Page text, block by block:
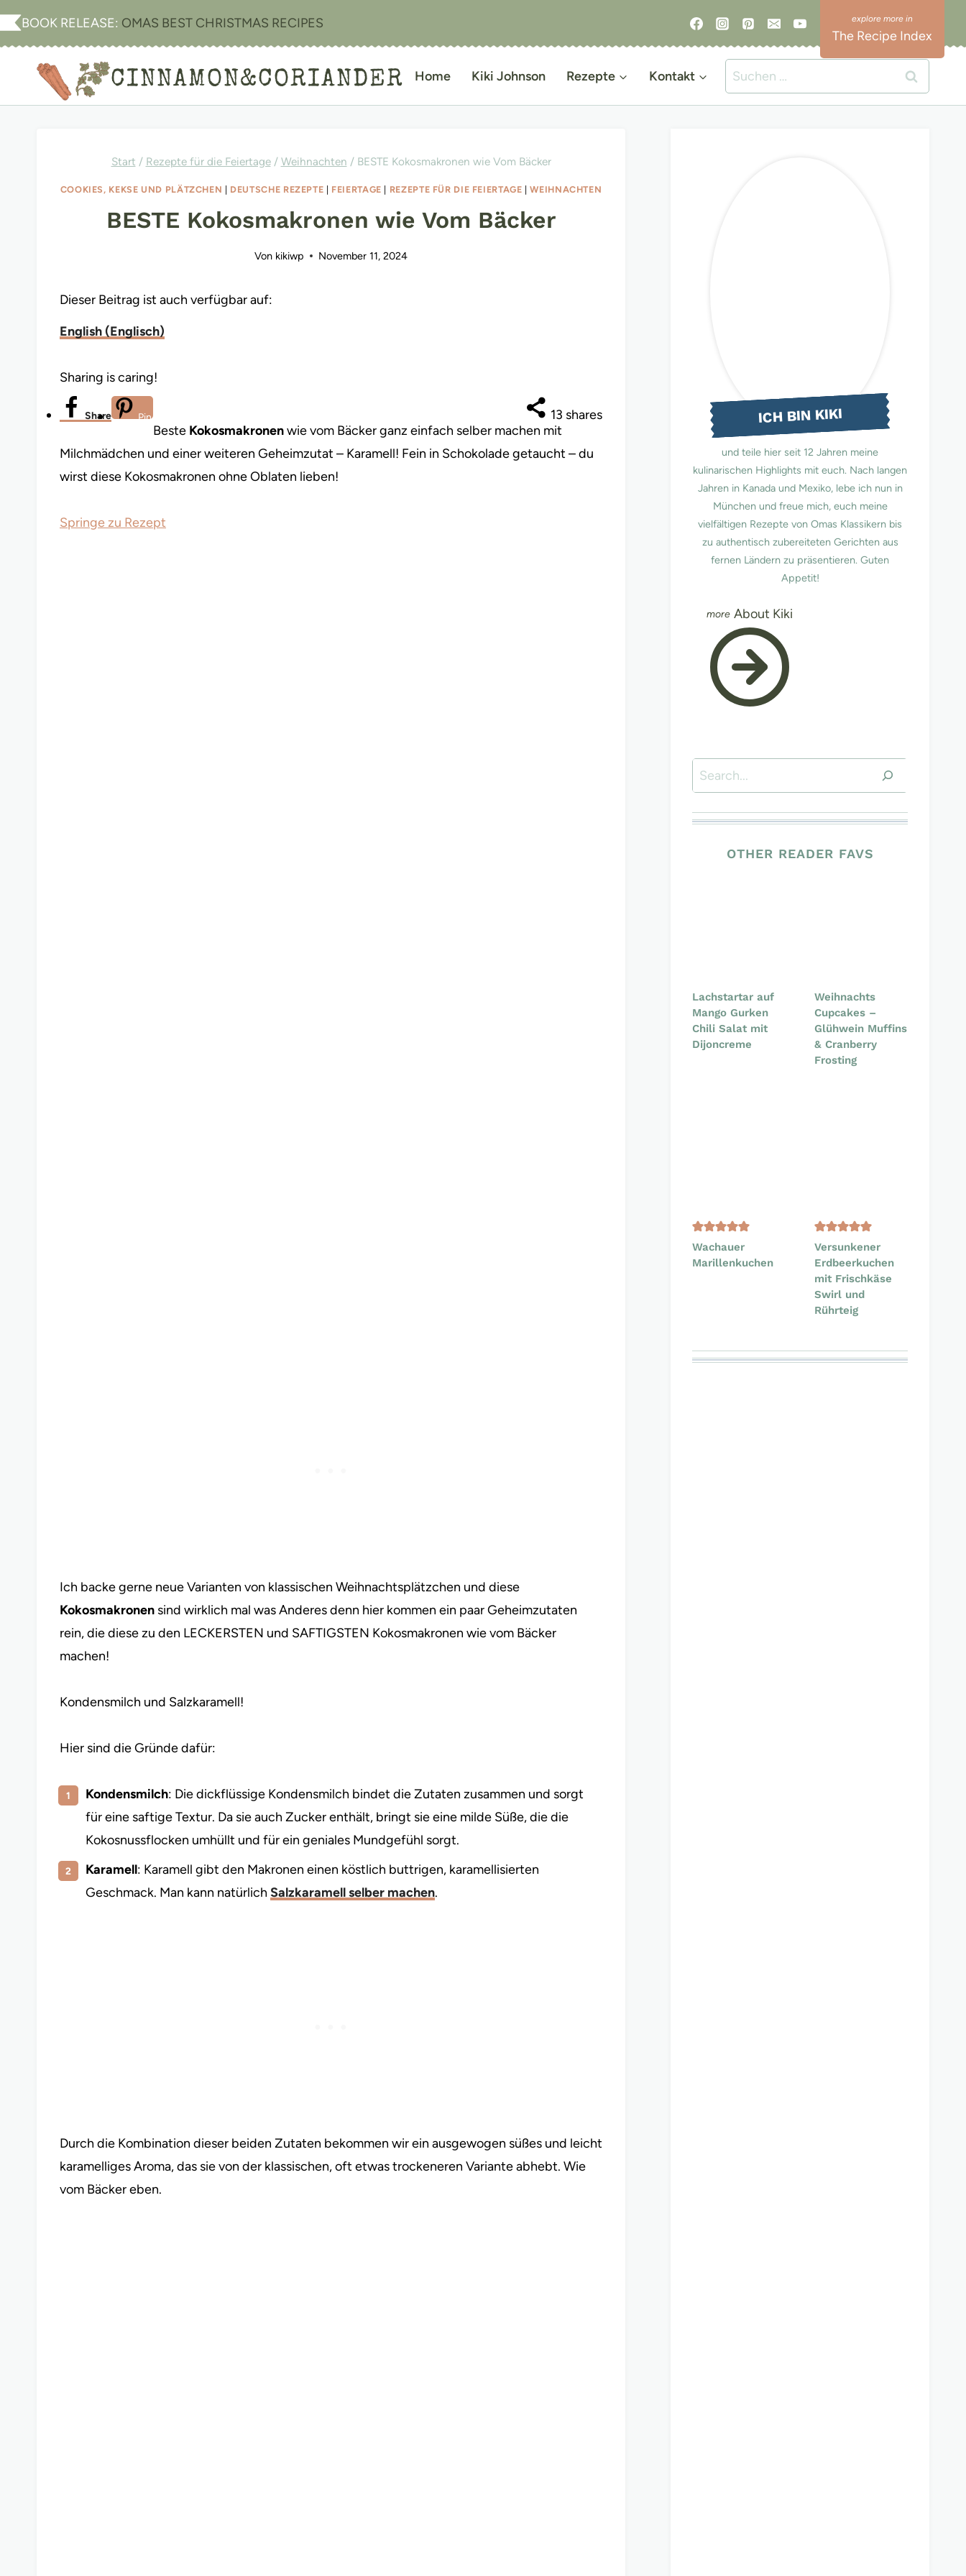
Zum
Inhalt
BOOK RELEASE: OMAS BEST CHRISTMAS RECIPES
The Recipe Index
CINNAMON&CORIANDER Home Kiki Johnson Rezepte Kontakt
Suchen
nach:
Start / Rezepte für die Feiertage / Weihnachten / BESTE Kokosmakronen wie Vom Bäcker
COOKIES, KEKSE UND PLÄTZCHEN DEUTSCHE REZEPTE FEIERTAGE REZEPTE FÜR DIE FEIERTAGE |WEIHNACHTEN
BESTE Kokosmakronen wie Vom Bäcker
Von kikiwp November 11, 2024
Dieser Beitrag ist auch verfügbar auf:
English(Englisch)
Sharing is caring!
13 shares
Share Pin
Beste Kokosmakronenwie vom Bäcker ganz einfach selber machen mit
Milchmädchen und einer weiteren Geheimzutat – Karamell! Fein in Schokolade getaucht – du
wirst diese Kokosmakronen ohne Oblaten lieben!
Springe zu Rezept
Ich backe gerne neue Varianten von klassischen Weihnachtsplätzchen und diese
Kokosmakronen sind wirklich mal was Anderes denn hier kommen ein paar Geheimzutaten
rein, die diese zu den LECKERSTEN und SAFTIGSTEN Kokosmakronen wie vom Bäcker
machen!
Kondensmilch und Salzkaramell!
Hier sind die Gründe dafür:
Kondensmilch: Die dickflüssige Kondensmilch bindet die Zutaten zusammen und sorgt
für eine saftige Textur. Da sie auch Zucker enthält, bringt sie eine milde Süße, die die
Kokosnussflocken umhüllt und für ein geniales Mundgefühl sorgt.
Karamell: Karamell gibt den Makronen einen köstlich buttrigen, karamellisierten
Geschmack. Man kann natürlich Salzkaramell selber machen.
Durch die Kombination dieser beiden Zutaten bekommen wir ein ausgewogen süßes und leicht
karamelliges Aroma, das sie von der klassischen, oft etwas trockeneren Variante abhebt. Wie
vom Bäcker eben.
ICH BIN KIKI
und teile hier seit 12 Jahren meine
kulinarischen Highlights mit euch. Nach langen
Jahren in Kanada und Mexiko, lebe ich nun in
München und freue mich, euch meine
vielfältigen Rezepte von Omas Klassikern bis
zu authentisch zubereiteten Gerichten aus
fernen Ländern zu präsentieren. Guten
Appetit!
About Kiki
Suchen
OTHER READER FAVS
Lachstartar auf
Mango Gurken
Chili Salat mit
Dijoncreme
Weihnachts
Cupcakes –
Glühwein Muffins
& Cranberry
Frosting
Wachauer
Marillenkuchen
Versunkener
Erdbeerkuchen
mit Frischkäse
Swirl und
Rührteig